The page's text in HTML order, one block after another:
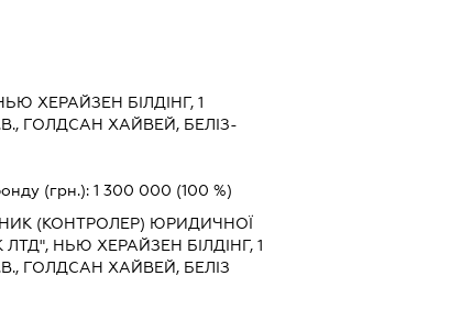
ХЕРАЙЗЕН БІЛДІНГ, 1
ГОЛДСАН ХАЙВЕЙ, БЕЛІЗ-
(грн.): 1 300 000 (100 %)
(КОНТРОЛЕР) ЮРИДИЧНОЇ
НЬЮ ХЕРАЙЗЕН БІЛДІНГ, 1
ГОЛДСАН ХАЙВЕЙ, БЕЛІЗ